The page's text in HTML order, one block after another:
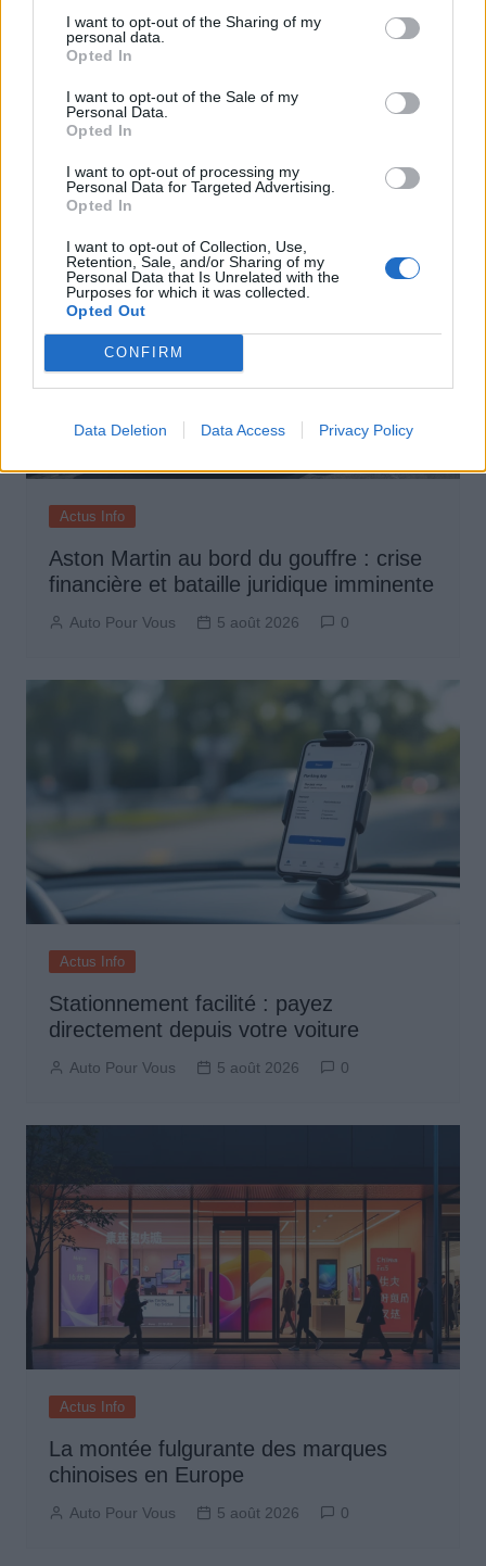
I want to opt-out of the Sharing of my
personal data.
Opted In
I want to opt-out of the Sale of my
Personal Data.
Opted In
I want to opt-out of processing my
Personal Data for Targeted Advertising.
Opted In
I want to opt-out of Collection, Use,
Retention, Sale, and/or Sharing of my
Personal Data that Is Unrelated with the
Purposes for which it was collected.
Opted Out
CONFIRM
Data Deletion Data Access Privacy Policy
Pourquoi le bouton start/stop disparaît
des voitures électriques
Auto Pour Vous 5 août 2026
Actus Info
Aston Martin au bord du gouffre : crise
financière et bataille juridique imminente
Auto Pour Vous 5 août 2026 0
Actus Info
Stationnement facilité : payez
directement depuis votre voiture
Auto Pour Vous 5 août 2026 0
Actus Info
La montée fulgurante des marques
chinoises en Europe
Auto Pour Vous 5 août 2026 0